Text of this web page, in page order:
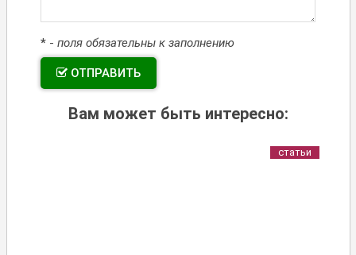
* - поля обязательны к заполнению
ОТПРАВИТЬ
Вам может быть интересно:
статьи